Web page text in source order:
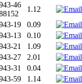
46
1.12
19 0.09
13 0.10
21 1.09
27 2.01
31 0.04
59 1.14